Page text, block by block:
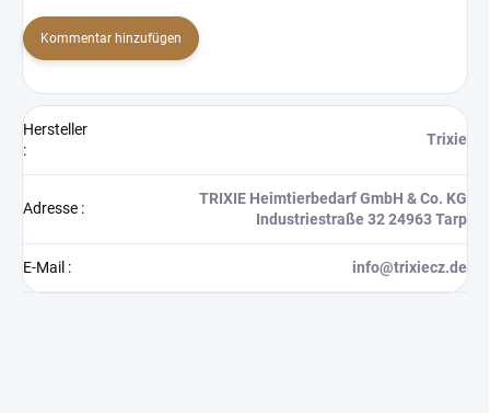
Kommentar hinzufügen
Hersteller
:
Trixie
Adresse :
TRIXIE Heimtierbedarf GmbH & Co. KG
Industriestraße 32 24963 Tarp
E-Mail : info@trixiecz.de